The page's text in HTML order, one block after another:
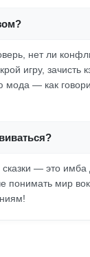
нет ли
игру, зачисть
мода — как
— это имба
понимать мир